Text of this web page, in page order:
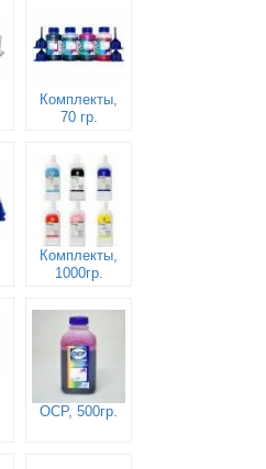
Комплекты,
70 гр.
Комплекты,
1000гр.
OCP, 500гр.